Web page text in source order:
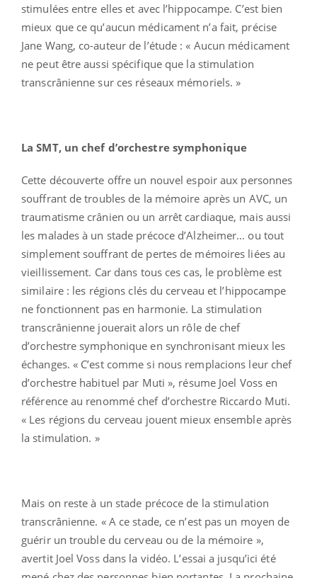
stimulées entre elles et avec l’hippocampe. C’est bien
mieux que ce qu’aucun médicament n’a fait, précise
Jane Wang, co-auteur de l’étude : « Aucun médicament
ne peut être aussi spécifique que la stimulation
transcrânienne sur ces réseaux mémoriels. »
La SMT, un chef d’orchestre symphonique
Cette découverte offre un nouvel espoir aux personnes
souffrant de troubles de la mémoire après un AVC, un
traumatisme crânien ou un arrêt cardiaque, mais aussi
les malades à un stade précoce d’Alzheimer… ou tout
simplement souffrant de pertes de mémoires liées au
vieillissement. Car dans tous ces cas, le problème est
similaire : les régions clés du cerveau et l’hippocampe
ne fonctionnent pas en harmonie. La stimulation
transcrânienne jouerait alors un rôle de chef
d’orchestre symphonique en synchronisant mieux les
échanges. « C’est comme si nous remplacions leur chef
d’orchestre habituel par Muti », résume Joel Voss en
référence au renommé chef d’orchestre Riccardo Muti.
« Les régions du cerveau jouent mieux ensemble après
la stimulation. »
Mais on reste à un stade précoce de la stimulation
transcrânienne. « A ce stade, ce n’est pas un moyen de
guérir un trouble du cerveau ou de la mémoire »,
avertit Joel Voss dans la vidéo. L’essai a jusqu’ici été